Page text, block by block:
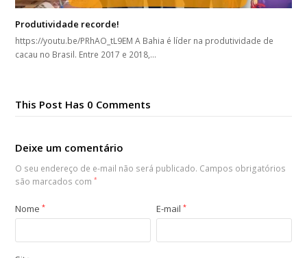
Produtividade recorde!
https://youtu.be/PRhAO_tL9EM A Bahia é líder na produtividade de
cacau no Brasil. Entre 2017 e 2018,…
This Post Has 0 Comments
Deixe um comentário
O seu endereço de e-mail não será publicado. Campos obrigatórios
são marcados com*
Nome* E-mail*